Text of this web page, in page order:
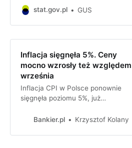
stat.gov.pl GUS
Inflacja sięgnęła 5%. Ceny
mocno wzrosły też względem
września
Inflacja CPI w Polsce ponownie
sięgnęła poziomu 5%, już
procentowy cel Narodowego Banku
Bankier.pl Krzysztof Kolany